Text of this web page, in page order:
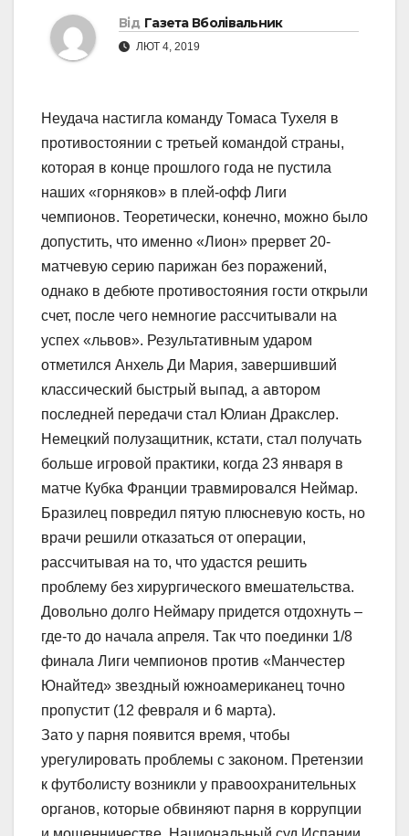
Від Газета Вболівальник
ЛЮТ 4, 2019
Неудача настигла команду Томаса Тухеля в
противостоянии с третьей командой страны,
которая в конце прошлого года не пустила
наших «горняков» в плей-офф Лиги
чемпионов. Теоретически, конечно, можно было
допустить, что именно «Лион» прервет 20-
матчевую серию парижан без поражений,
однако в дебюте противостояния гости открыли
счет, после чего немногие рассчитывали на
успех «львов». Результативным ударом
отметился Анхель Ди Мария, завершивший
классический быстрый выпад, а автором
последней передачи стал Юлиан Дракслер.
Немецкий полузащитник, кстати, стал получать
больше игровой практики, когда 23 января в
матче Кубка Франции травмировался Неймар.
Бразилец повредил пятую плюсневую кость, но
врачи решили отказаться от операции,
рассчитывая на то, что удастся решить
проблему без хирургического вмешательства.
Довольно долго Неймару придется отдохнуть –
где-то до начала апреля. Так что поединки 1/8
финала Лиги чемпионов против «Манчестер
Юнайтед» звездный южноамериканец точно
пропустит (12 февраля и 6 марта).
Зато у парня появится время, чтобы
урегулировать проблемы с законом. Претензии
к футболисту возникли у правоохранительных
органов, которые обвиняют парня в коррупции